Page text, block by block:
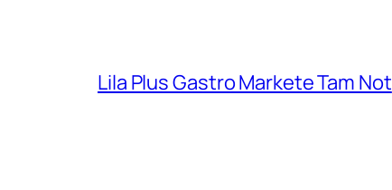
Lila Plus Gastro Markete Tam Not